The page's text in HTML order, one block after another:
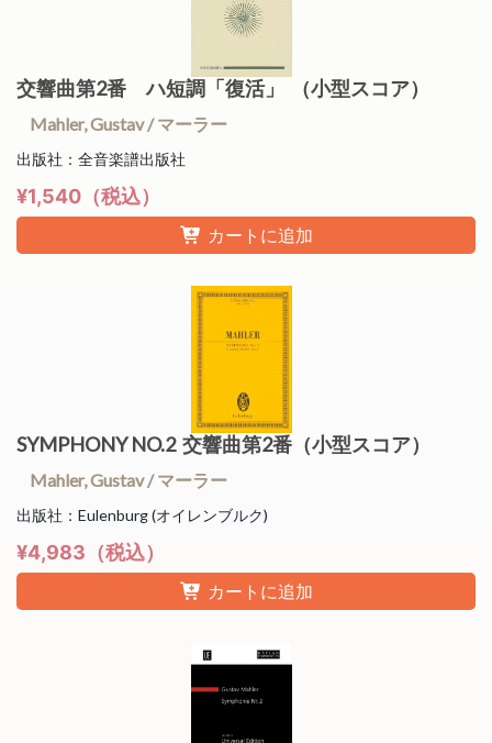
交響曲第2番 ハ短調「復活」 （小型スコア）
Mahler, Gustav / マーラー
出版社：全音楽譜出版社
¥1,540（税込）
カートに追加
SYMPHONY NO.2 交響曲第2番（小型スコア）
Mahler, Gustav / マーラー
出版社：Eulenburg (オイレンブルク)
¥4,983（税込）
カートに追加